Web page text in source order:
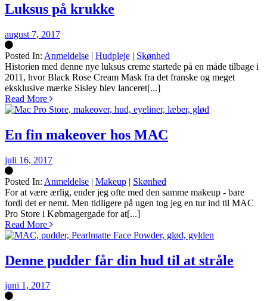
Luksus på krukke
august 7, 2017
Posted In: Anmeldelse | Hudpleje | Skønhed
Silke
Historien med denne nye luksus creme startede på en måde tilbage i
2011, hvor Black Rose Cream Mask fra det franske og meget
eksklusive mærke Sisley blev lanceret[...]
Read More
En fin makeover hos MAC
juli 16, 2017
Posted In: Anmeldelse | Makeup | Skønhed
Silke
For at være ærlig, ender jeg ofte med den samme makeup - bare
fordi det er nemt. Men tidligere på ugen tog jeg en tur ind til MAC
Pro Store i Købmagergade for at[...]
Read More
Denne pudder får din hud til at stråle
juni 1, 2017